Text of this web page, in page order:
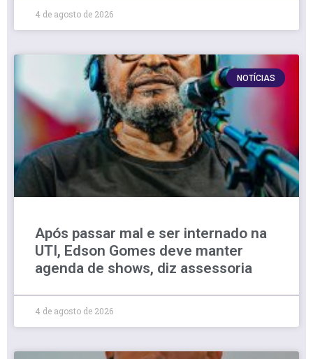
4 de agosto de 2026
NOTÍCIAS
Após passar mal e ser internado na
UTI, Edson Gomes deve manter
agenda de shows, diz assessoria
4 de agosto de 2026